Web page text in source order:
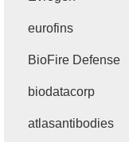
eurofins
BioFire Defense
biodatacorp
atlasantibodies